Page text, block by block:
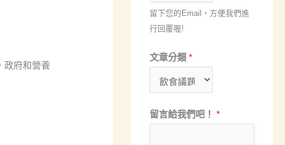
政府和營養
或
暱
稱
留
給
我
留下您的Email，方便我們進
行回覆喔!
文章分類*
留言給我們吧！*